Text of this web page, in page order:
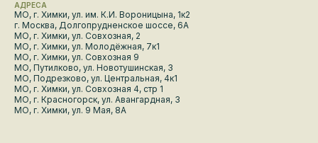
АДРЕСА
МО, г. Химки, ул. им. К.И. Вороницына, 1к2
г. Москва, Долгопрудненское шоссе, 6А
МО, г. Химки, ул. Совхозная, 2
МО, г. Химки, ул. Молодёжная, 7к1
МО, г. Химки, ул. Совхозная 9
МО, Путилково, ул. Новотушинская, 3
МО, Подрезково, ул. Центральная, 4к1
МО, г. Химки, ул. Совхозная 4, стр 1
МО, г. Красногорск, ул. Авангардная, 3
МО, г. Химки, ул. 9 Мая, 8А